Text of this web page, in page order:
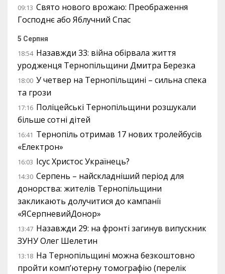
09:13 Свято нового врожаю: Преображення
Господнє або Яблучний Спас
5 Серпня
18:54 Назавжди 33: війна обірвала життя
уродженця Тернопільщини Дмитра Березка
18:00 У четвер на Тернопільщині – сильна спека
та грози
17:16 Поліцейські Тернопільщини розшукали
більше сотні дітей
16:41 Тернопіль отримав 17 нових тролейбусів
«Електрон»
16:03 Ісус Христос Українець?
14:30 Серпень – найскладніший період для
донорства: жителів Тернопільщини
закликають долучитися до кампанії
«ЯСерпневийДонор»
13:47 Назавжди 29: на фронті загинув випускник
ЗУНУ Олег Шелетин
13:18 На Тернопільщині можна безкоштовно
пройти комп’ютерну томографію (перелік